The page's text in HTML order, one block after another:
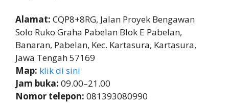
Alamat: CQP8+8RG, Jalan Proyek Bengawan
Solo Ruko Graha Pabelan Blok E Pabelan,
Banaran, Pabelan, Kec. Kartasura, Kartasura,
Jawa Tengah 57169
Map: klik di sini
Jam buka: 09.00–21.00
Nomor telepon: 081393080990